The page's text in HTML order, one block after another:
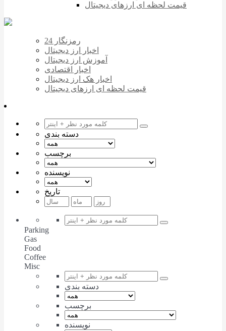
قیمت لحظه ای ارزهای دیجیتال
رمزنگار 24
اخبار ارز دیجیتال
آموزش ارز دیجیتال
اخبار اقتصادی
اخبار هک ارز دیجیتال
قیمت لحظه ای ارزهای دیجیتال
دسته بندی
برچسب
نویسنده
تاریخ
Parking
Gas
Food
Coffee
Misc
دسته بندی
برچسب
نویسنده